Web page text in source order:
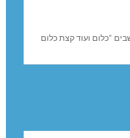
“כלום ועוד קצת כלום